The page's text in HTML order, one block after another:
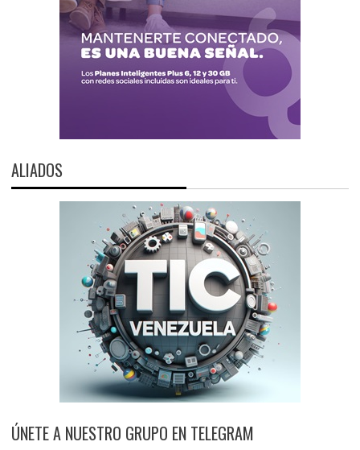
ALIADOS
ÚNETE A NUESTRO GRUPO EN TELEGRAM